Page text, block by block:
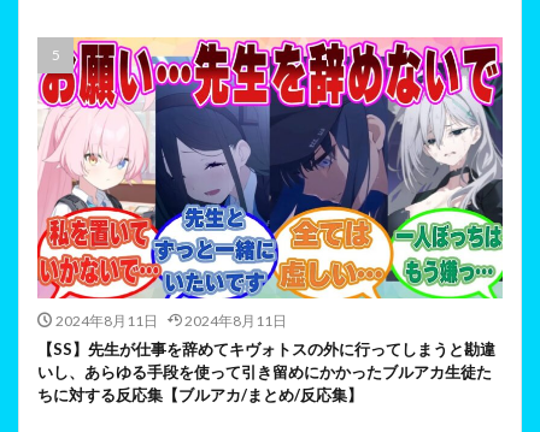
2024年8月11日 2024年8月11日
【SS】先生が仕事を辞めてキヴォトスの外に行ってしまうと勘違
いし、あらゆる手段を使って引き留めにかかったブルアカ生徒た
ちに対する反応集【ブルアカ/まとめ/反応集】